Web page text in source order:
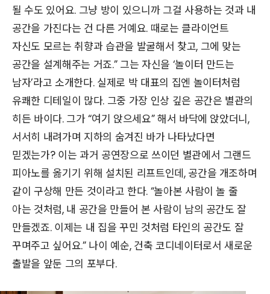
될 수도 있어요. 그냥 방이 있으니까 그걸 사용하는 것과 내
공간을 가진다는 건 다른 거예요. 때로는 클라이언트
자신도 모르는 취향과 습관을 발굴해서 찾고, 그에 맞는
공간을 설계해주는 거죠.” 그는 자신을 ‘놀이터 만드는
남자’라고 소개한다. 실제로 박 대표의 집엔 놀이터처럼
유쾌한 디테일이 많다. 그중 가장 인상 깊은 공간은 별관의
히든 바이다. 그가 “여기 앉으세요” 해서 바닥에 앉았더니,
서서히 내려가며 지하의 숨겨진 바가 나타났다면
믿겠는가? 이는 과거 공연장으로 쓰이던 별관에서 그랜드
피아노를 옮기기 위해 설치된 리프트인데, 공간을 개조하며
같이 구상해 만든 것이라고 한다. “놀아본 사람이 놀 줄
아는 것처럼, 내 공간을 만들어 본 사람이 남의 공간도 잘
만들겠죠. 이제는 내 집을 꾸민 것처럼 타인의 공간도 잘
꾸며주고 싶어요.” 나이 예순, 건축 코디네이터로서 새로운
출발을 앞둔 그의 포부다.